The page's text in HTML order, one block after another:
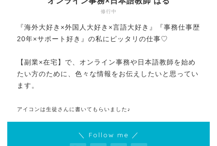
修行中
『海外大好き×外国人大好き×言語大好き』『事務仕事歴
20年×サポート好き』の私にピッタリの仕事♡
【副業×在宅】で、オンライン事務や日本語教師を始め
たい方のために、色々な情報をお伝えしたいと思ってい
ます。
アイコンは生徒さんに書いてもらいました♪
＼ Follow me ／